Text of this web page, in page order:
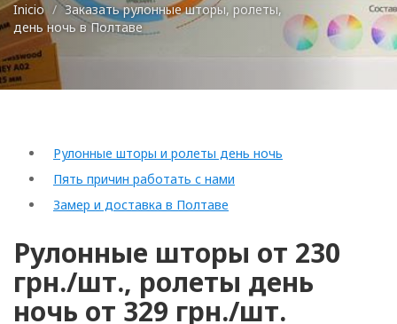
Inicio
Заказать рулонные шторы, ролеты,
день ночь в Полтаве
Рулонные шторы и ролеты день ночь
Пять причин работать с нами
Замер и доставка в Полтаве
Рулонные шторы от 230
грн./шт., ролеты день
ночь от 329 грн./шт.